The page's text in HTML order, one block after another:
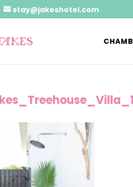
stay@jakeshotel.com